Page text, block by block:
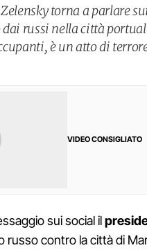
torna a parlare
russi nella città
è un atto di
VIDEO CONSIGLIATO
sui social il
russo contro la città di